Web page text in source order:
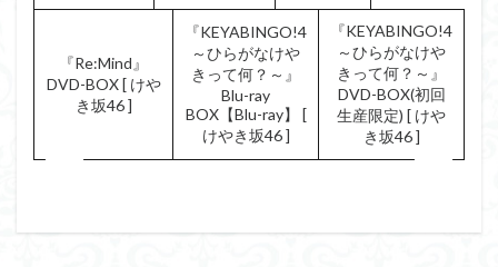
『Re:Mind』
DVD-BOX [ けや
き坂46 ]
『KEYABINGO!4
～ひらがなけや
きって何？～』
Blu-ray
BOX【Blu-ray】 [
けやき坂46 ]
『KEYABINGO!4
～ひらがなけや
きって何？～』
DVD-BOX(初回
生産限定) [ けや
き坂46 ]